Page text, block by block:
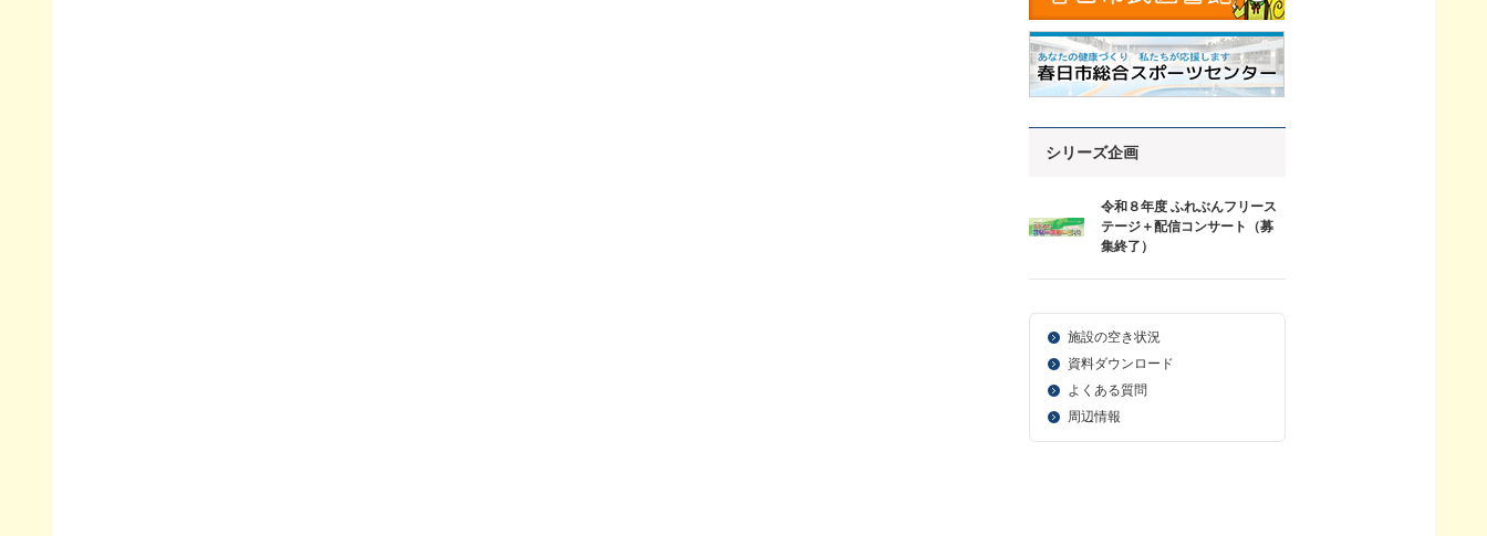
シリーズ企画
令和８年度 ふれぶんフリース
テージ＋配信コンサート（募
集終了）
施設の空き状況
資料ダウンロード
よくある質問
周辺情報